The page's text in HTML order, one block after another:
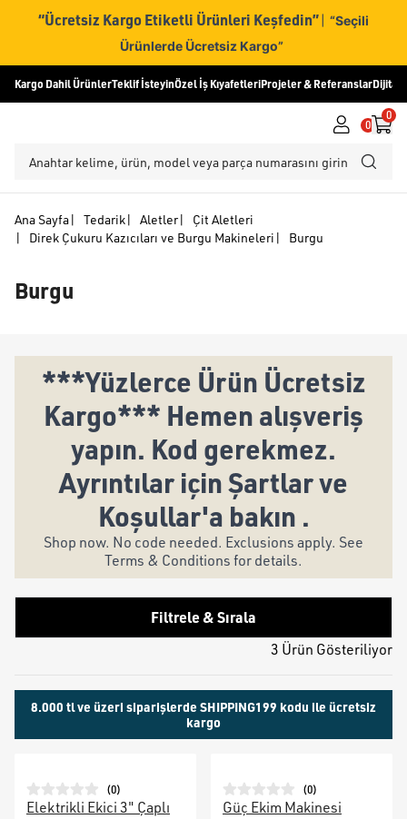
“Ücretsiz Kargo Etiketli Ürünleri Keşfedin” | “Seçili
Ürünlerde Ücretsiz Kargo”
Kargo Dahil ÜrünlerTeklif İsteyinÖzel İş KıyafetleriProjeler & ReferanslarDijital
0
0
Ana Sayfa| Tedarik| Aletler|
Çit Aletleri
|
Direk Çukuru Kazıcıları ve Burgu Makineleri | Burgu
Burgu
***Yüzlerce Ürün Ücretsiz
Kargo*** Hemen alışveriş
yapın. Kod gerekmez.
Ayrıntılar için Şartlar ve
Koşullar'a bakın .
Shop now. No code needed. Exclusions apply. See
Terms & Conditions for details.
Filtrele & Sırala
3 Ürün Gösteriliyor
8.000 tl ve üzeri siparişlerde SHIPPING199 kodu ile ücretsiz
kargo
(0)
Elektrikli Ekici 3" Çaplı
(0)
Güç Ekim Makinesi